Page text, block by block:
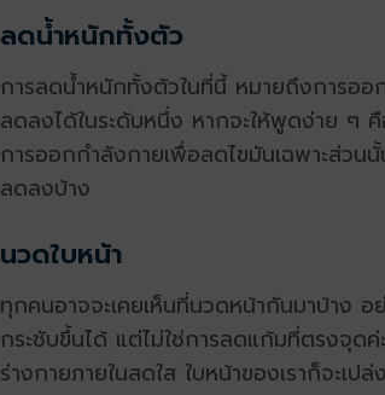
ลดน้ำหนักทั้งตัว
การลดน้ำหนักทั้งตัวในที่นี้ หมายถึงการออ
ลดลงได้ในระดับหนึ่ง หากจะให้พูดง่าย ๆ คื
การออกกำลังกายเพื่อลดไขมันเฉพาะส่ว
ลดลงบ้าง
นวดใบหน้า
ทุกคนอาจจะเคยเห็นที่นวดหน้ากันมาบ้าง
กระชับขึ้นได้ แต่ไม่ใช่การลดแก้มที่ตรงจุดค่
ร่างกายภายในสดใส ใบหน้าของเราก็จะเ